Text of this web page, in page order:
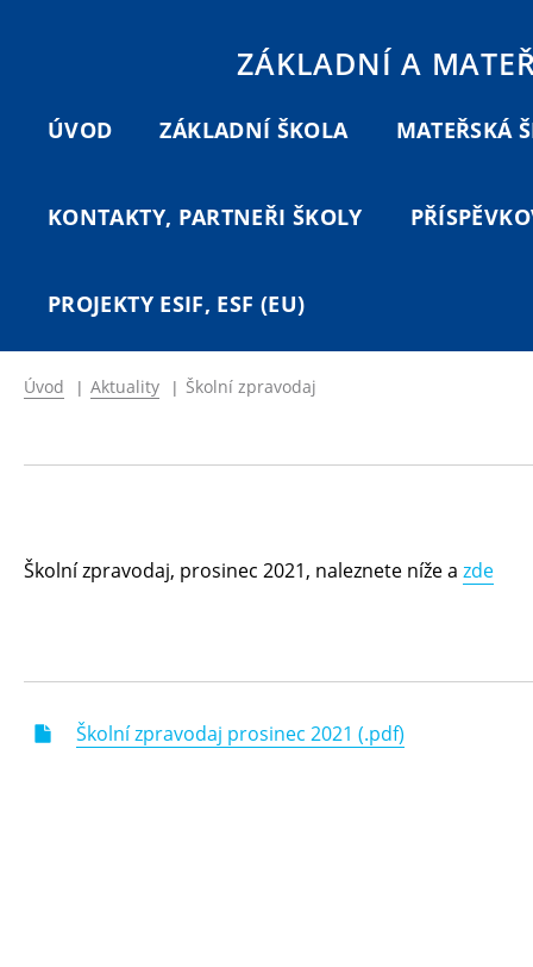
ZÁKLADNÍ A
ÚVOD ZÁKLADNÍ ŠKOLA MATEŘSKÁ
KONTAKTY, PARTNEŘI ŠKOLY
PROJEKTY ESIF, ESF (EU)
Úvod | Aktuality | Školní zpravodaj
Školní zpravodaj, prosinec 2021, naleznete níže a zde
Školní zpravodaj prosinec 2021 (.pdf)